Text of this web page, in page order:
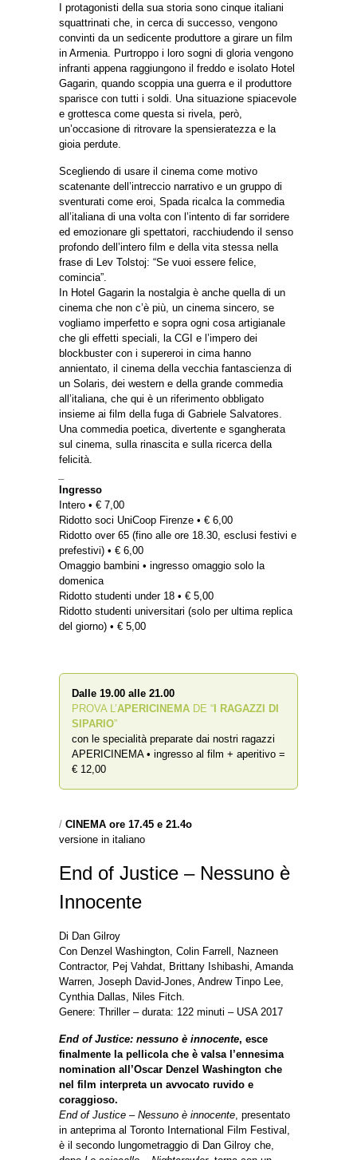
I protagonisti della sua storia sono cinque italiani
squattrinati che, in cerca di successo, vengono
convinti da un sedicente produttore a girare un film
in Armenia. Purtroppo i loro sogni di gloria vengono
infranti appena raggiungono il freddo e isolato Hotel
Gagarin, quando scoppia una guerra e il produttore
sparisce con tutti i soldi. Una situazione spiacevole
e grottesca come questa si rivela, però,
un’occasione di ritrovare la spensieratezza e la
gioia perdute.
Scegliendo di usare il cinema come motivo
scatenante dell’intreccio narrativo e un gruppo di
sventurati come eroi, Spada ricalca la commedia
all’italiana di una volta con l’intento di far sorridere
ed emozionare gli spettatori, racchiudendo il senso
profondo dell’intero film e della vita stessa nella
frase di Lev Tolstoj: “Se vuoi essere felice,
comincia”.
In Hotel Gagarin la nostalgia è anche quella di un
cinema che non c’è più, un cinema sincero, se
vogliamo imperfetto e sopra ogni cosa artigianale
che gli effetti speciali, la CGI e l’impero dei
blockbuster con i supereroi in cima hanno
annientato, il cinema della vecchia fantascienza di
un Solaris, dei western e della grande commedia
all’italiana, che qui è un riferimento obbligato
insieme ai film della fuga di Gabriele Salvatores.
Una commedia poetica, divertente e sgangherata
sul cinema, sulla rinascita e sulla ricerca della
felicità.
Ingresso
Intero • € 7,00
Ridotto soci UniCoop Firenze • € 6,00
Ridotto over 65 (fino alle ore 18.30, esclusi festivi e
prefestivi) • € 6,00
Omaggio bambini • ingresso omaggio solo la
domenica
Ridotto studenti under 18 • € 5,00
Ridotto studenti universitari (solo per ultima replica
del giorno) • € 5,00
Dalle 19.00 alle 21.00
PROVA L’APERICINEMA DE “ I RAGAZZI DI
SIPARIO”
con le specialità preparate dai nostri ragazzi
APERICINEMA • ingresso al film + aperitivo =
€ 12,00
/ CINEMA ore 17.45 e 21.4o
versione in italiano
End of Justice – Nessuno è
Innocente
Di Dan Gilroy
Con Denzel Washington, Colin Farrell, Nazneen
Contractor, Pej Vahdat, Brittany Ishibashi, Amanda
Warren, Joseph David-Jones, Andrew Tinpo Lee,
Cynthia Dallas, Niles Fitch.
Genere: Thriller – durata: 122 minuti – USA 2017
End of Justice: nessuno è innocente, esce
finalmente la pellicola che è valsa l’ennesima
nomination all’Oscar Denzel Washington che
nel film interpreta un avvocato ruvido e
coraggioso.
End of Justice – Nessuno è innocente, presentato
in anteprima al Toronto International Film Festival,
è il secondo lungometraggio di Dan Gilroy che,